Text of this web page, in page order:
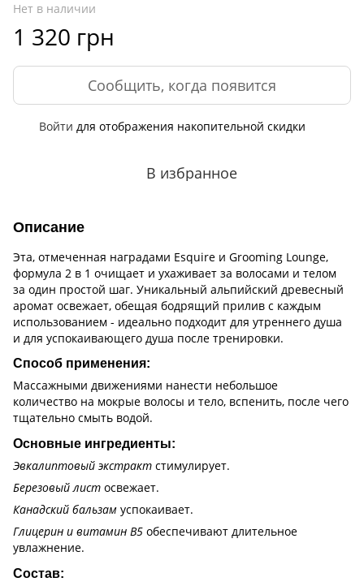
Нет в наличии
1 320 грн
Сообщить, когда появится
Войти для отображения накопительной скидки
В избранное
Описание
Эта, отмеченная наградами Esquire и Grooming Lounge,
формула 2 в 1 очищает и ухаживает за волосами и телом
за один простой шаг. Уникальный альпийский древесный
аромат освежает, обещая бодрящий прилив с каждым
использованием - идеально подходит для утреннего душа
и для успокаивающего душа после тренировки.
Способ применения:
Массажными движениями нанести небольшое
количество на мокрые волосы и тело, вспенить, после чего
тщательно смыть водой.
Основные ингредиенты:
Эвкалиптовый экстракт стимулирует.
Березовый лист освежает.
Канадский бальзам успокаивает.
Глицерин и витамин В5 обеспечивают длительное
увлажнение.
Состав: